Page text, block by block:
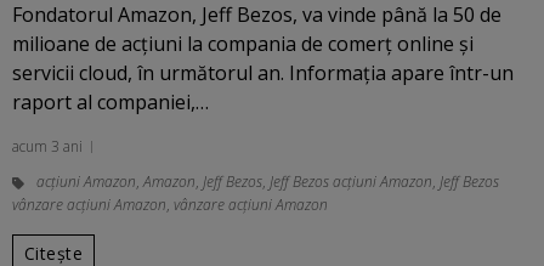
Fondatorul Amazon, Jeff Bezos, va vinde până la 50 de
milioane de acţiuni la compania de comerţ online şi
servicii cloud, în următorul an. Informația apare într-un
raport al companiei,…
acum 3 ani
acțiuni Amazon,Amazon, Jeff Bezos, Jeff Bezos acțiuni Amazon, Jeff Bezos
vânzare acțiuni Amazon, vânzare acțiuni Amazon
Citește